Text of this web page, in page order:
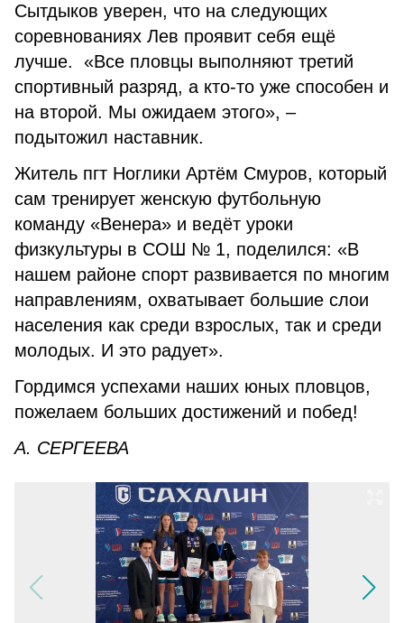
Сытдыков уверен, что на следующих
соревнованиях Лев проявит себя ещё
лучше. «Все пловцы выполняют третий
спортивный разряд, а кто-то уже способен и
на второй. Мы ожидаем этого», –
подытожил наставник.
Житель пгт Ноглики Артём Смуров, который
сам тренирует женскую футбольную
команду «Венера» и ведёт уроки
физкультуры в СОШ № 1, поделился: «В
нашем районе спорт развивается по многим
направлениям, охватывает большие слои
населения как среди взрослых, так и среди
молодых. И это радует».
Гордимся успехами наших юных пловцов,
пожелаем больших достижений и побед!
А. СЕРГЕЕВА